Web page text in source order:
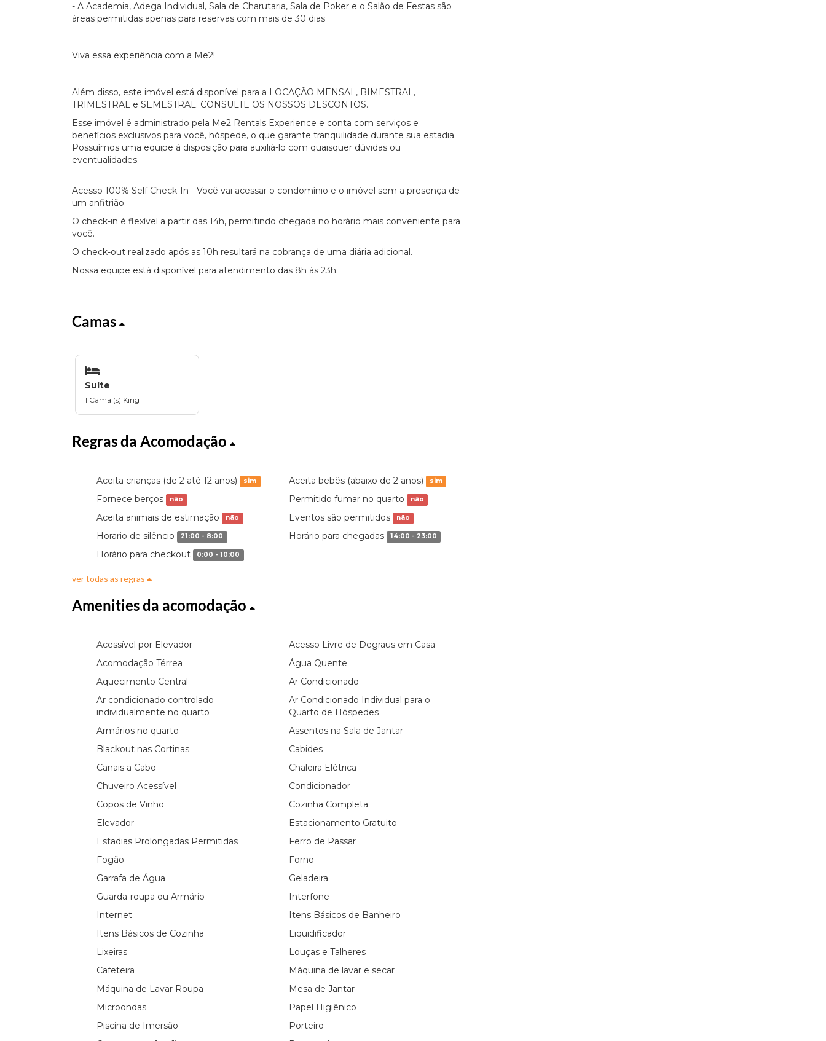
- A Academia, Adega Individual, Sala de Charutaria, Sala de Poker e o Salão de Festas são
áreas permitidas apenas para reservas com mais de 30 dias
Viva essa experiência com a Me2!
Além disso, este imóvel está disponível para a LOCAÇÃO MENSAL, BIMESTRAL,
TRIMESTRAL e SEMESTRAL. CONSULTE OS NOSSOS DESCONTOS.
Esse imóvel é administrado pela Me2 Rentals Experience e conta com serviços e
benefícios exclusivos para você, hóspede, o que garante tranquilidade durante sua estadia.
Possuímos uma equipe à disposição para auxiliá-lo com quaisquer dúvidas ou
eventualidades.
Acesso 100% Self Check-In - Você vai acessar o condomínio e o imóvel sem a presença de
um anfitrião.
O check-in é flexível a partir das 14h, permitindo chegada no horário mais conveniente para
você.
O check-out realizado após as 10h resultará na cobrança de uma diária adicional.
Nossa equipe está disponível para atendimento das 8h às 23h.
Camas
Suíte
1 Cama (s) King
Regras da Acomodação
Aceita crianças (de 2 até 12 anos) sim Aceita bebês (abaixo de 2 anos) sim
Fornece berços não Permitido fumar no quarto não
Aceita animais de estimação não Eventos são permitidos não
Horario de silêncio 21:00 - 8:00 Horário para chegadas 14:00 - 23:00
Horário para checkout 0:00 - 10:00
ver todas as regras
Amenities da acomodação
Acessível por Elevador
Acesso Livre de Degraus em Casa
Acomodação Térrea
Água Quente
Aquecimento Central
Ar Condicionado
Ar condicionado controlado
individualmente no quarto
Ar Condicionado Individual para o
Quarto de Hóspedes
Armários no quarto
Assentos na Sala de Jantar
Blackout nas Cortinas
Cabides
Canais a Cabo
Chaleira Elétrica
Chuveiro Acessível
Condicionador
Copos de Vinho
Cozinha Completa
Elevador
Estacionamento Gratuito
Estadias Prolongadas Permitidas
Ferro de Passar
Fogão
Forno
Garrafa de Água
Geladeira
Guarda-roupa ou Armário
Interfone
Internet
Itens Básicos de Banheiro
Itens Básicos de Cozinha
Liquidificador
Lixeiras
Louças e Talheres
Cafeteira
Máquina de lavar e secar
Máquina de Lavar Roupa
Mesa de Jantar
Microondas
Papel Higiênico
Piscina de Imersão
Porteiro